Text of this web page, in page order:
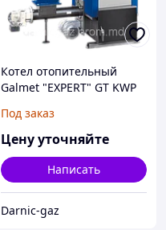
Котел отопительный
Galmet "EXPERT" GT KWP
Под заказ
Цену уточняйте
Написать
Darnic-gaz